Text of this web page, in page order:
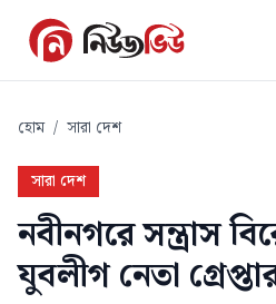
হোম / সারা দেশ
সারা দেশ
নবীনগরে সন্ত্রাস
যুবলীগ নেতা